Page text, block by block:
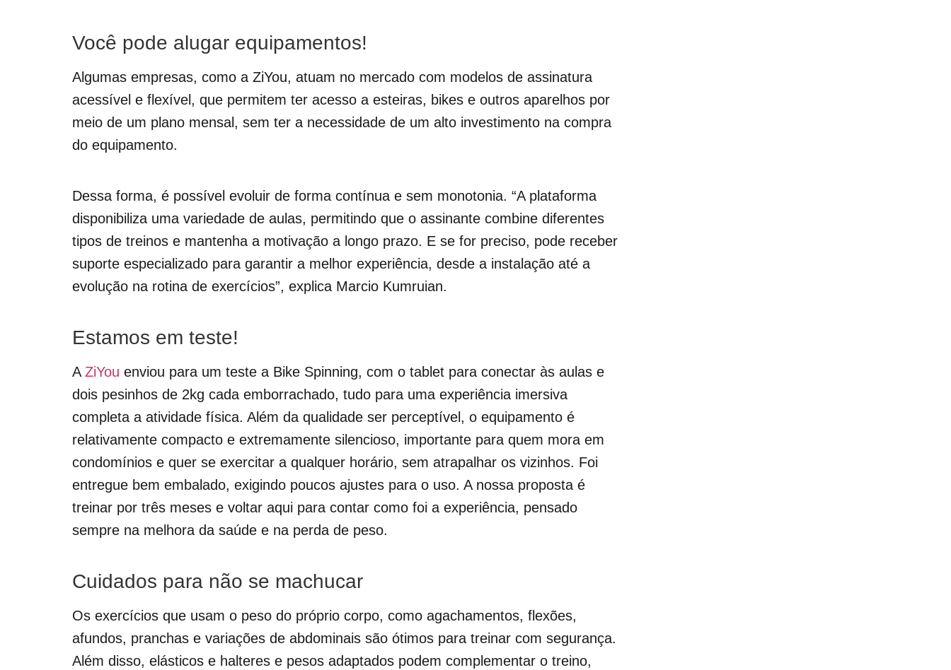
Você pode alugar equipamentos!
Algumas empresas, como a ZiYou, atuam no mercado com modelos de assinatura
acessível e flexível, que permitem ter acesso a esteiras, bikes e outros aparelhos por
meio de um plano mensal, sem ter a necessidade de um alto investimento na compra
do equipamento.
Dessa forma, é possível evoluir de forma contínua e sem monotonia. “A plataforma
disponibiliza uma variedade de aulas, permitindo que o assinante combine diferentes
tipos de treinos e mantenha a motivação a longo prazo. E se for preciso, pode receber
suporte especializado para garantir a melhor experiência, desde a instalação até a
evolução na rotina de exercícios”, explica Marcio Kumruian.
Estamos em teste!
A ZiYou enviou para um teste a Bike Spinning, com o tablet para conectar às aulas e
dois pesinhos de 2kg cada emborrachado, tudo para uma experiência imersiva
completa a atividade física. Além da qualidade ser perceptível, o equipamento é
relativamente compacto e extremamente silencioso, importante para quem mora em
condomínios e quer se exercitar a qualquer horário, sem atrapalhar os vizinhos. Foi
entregue bem embalado, exigindo poucos ajustes para o uso. A nossa proposta é
treinar por três meses e voltar aqui para contar como foi a experiência, pensado
sempre na melhora da saúde e na perda de peso.
Cuidados para não se machucar
Os exercícios que usam o peso do próprio corpo, como agachamentos, flexões,
afundos, pranchas e variações de abdominais são ótimos para treinar com segurança.
Além disso, elásticos e halteres e pesos adaptados podem complementar o treino,